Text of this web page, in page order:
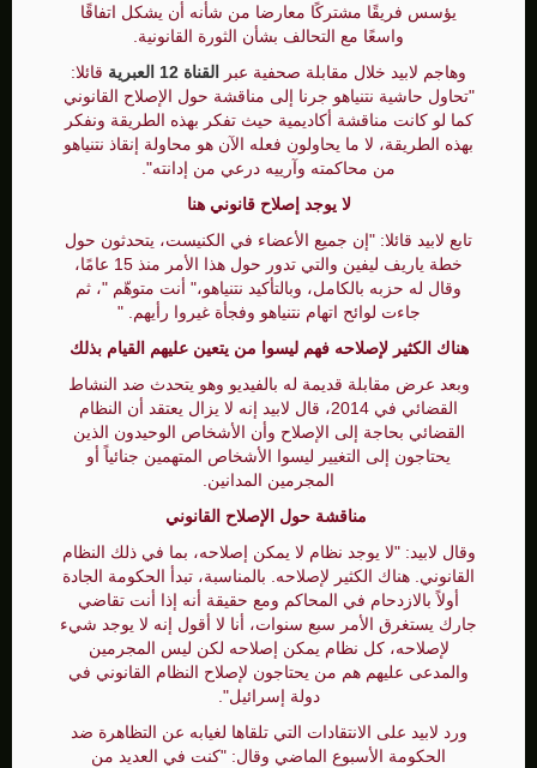
يؤسس فريقًا مشتركًا معارضا من شأنه أن يشكل اتفاقًا
واسعًا مع التحالف بشأن الثورة القانونية.
وهاجم لابيد خلال مقابلة صحفية عبر
القناة 12 العبرية
قائلا:
"تحاول حاشية نتنياهو جرنا إلى مناقشة حول الإصلاح القانوني
كما لو كانت مناقشة أكاديمية حيث تفكر بهذه الطريقة ونفكر
بهذه الطريقة، لا ما يحاولون فعله الآن هو محاولة إنقاذ نتنياهو
من محاكمته وآرييه درعي من إدانته".
لا يوجد إصلاح قانوني هنا
تابع لابيد قائلا: "إن جميع الأعضاء في الكنيست، يتحدثون حول
خطة ياريف ليفين والتي تدور حول هذا الأمر منذ 15 عامًا،
وقال له حزبه بالكامل، وبالتأكيد نتنياهو،" أنت متوهّم "، ثم
جاءت لوائح اتهام نتنياهو وفجأة غيروا رأيهم. "
هناك الكثير لإصلاحه فهم ليسوا من يتعين عليهم القيام بذلك
وبعد عرض مقابلة قديمة له بالفيديو وهو يتحدث ضد النشاط
القضائي في 2014، قال لابيد إنه لا يزال يعتقد أن النظام
القضائي بحاجة إلى الإصلاح وأن الأشخاص الوحيدون الذين
يحتاجون إلى التغيير ليسوا الأشخاص المتهمين جنائياً أو
المجرمين المدانين.
مناقشة حول الإصلاح القانوني
وقال لابيد: "لا يوجد نظام لا يمكن إصلاحه، بما في ذلك النظام
القانوني. هناك الكثير لإصلاحه. بالمناسبة، تبدأ الحكومة الجادة
أولاً بالازدحام في المحاكم ومع حقيقة أنه إذا أنت تقاضي
جارك يستغرق الأمر سبع سنوات، أنا لا أقول إنه لا يوجد شيء
لإصلاحه، كل نظام يمكن إصلاحه لكن ليس المجرمين
والمدعى عليهم هم من يحتاجون لإصلاح النظام القانوني في
دولة إسرائيل".
ورد لابيد على الانتقادات التي تلقاها لغيابه عن التظاهرة ضد
الحكومة الأسبوع الماضي وقال: "كنت في العديد من